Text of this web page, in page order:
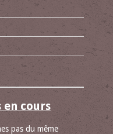
en cours
pas du même